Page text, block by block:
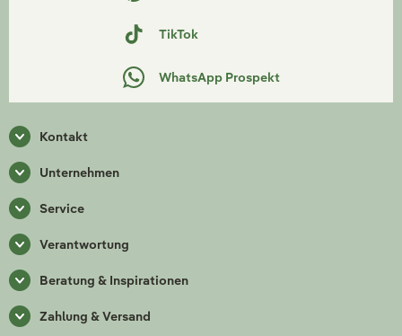
TikTok
WhatsApp Prospekt
Kontakt
Unternehmen
Service
Verantwortung
Beratung & Inspirationen
Zahlung & Versand